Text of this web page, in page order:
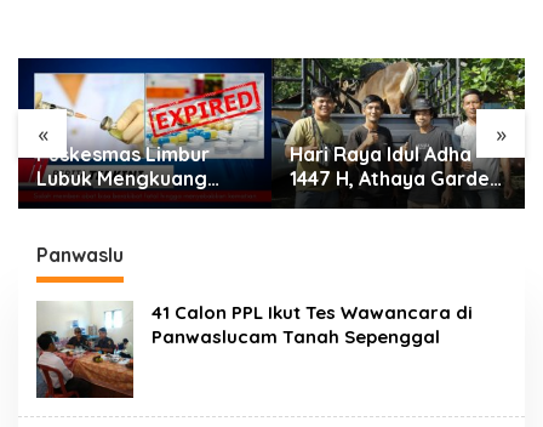
« »
Puskesmas Limbur
Lubuk Mengkuang
Diduga Berikan Obat
Hari Raya Idul Adha
1447 H, Athaya Garden
Kurban 7 Sapi
Panwaslu
41 Calon PPL Ikut Tes Wawancara di
Panwaslucam Tanah Sepenggal